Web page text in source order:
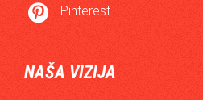
 Pinterest
NAŠA VIZIJA